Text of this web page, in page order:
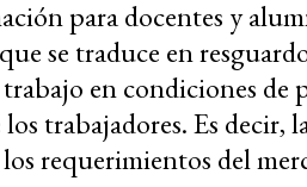
para docentes y
se traduce en
en condiciones de
trabajadores. Es decir,
requerimientos del